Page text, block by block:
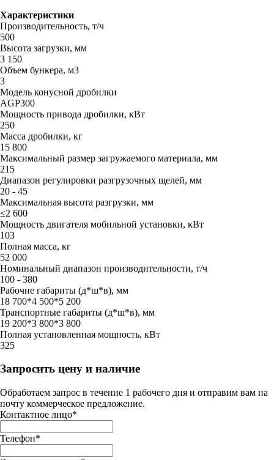
Характеристики
Производительность, т/ч
500
Высота загрузки, мм
3 150
Объем бункера, м3
3
Модель конусной дробилки
AGP300
Мощность привода дробилки, кВт
250
Масса дробилки, кг
15 800
Максимальный размер загружаемого материала, мм
215
Диапазон регулировки разгрузочных щелей, мм
20 - 45
Максимальная высота разгрузки, мм
≤2 600
Мощность двигателя мобильной установки, кВт
103
Полная масса, кг
52 000
Номинальный диапазон производительности, т/ч
100 - 380
Рабочие габариты (д*ш*в), мм
18 700*4 500*5 200
Транспортные габариты (д*ш*в), мм
19 200*3 800*3 800
Полная установленная мощность, кВт
325
Запросить цену и наличие
Обработаем запрос в течение 1 рабочего дня и отправим вам на
почту коммерческое предложение.
Контактное лицо*
Телефон*